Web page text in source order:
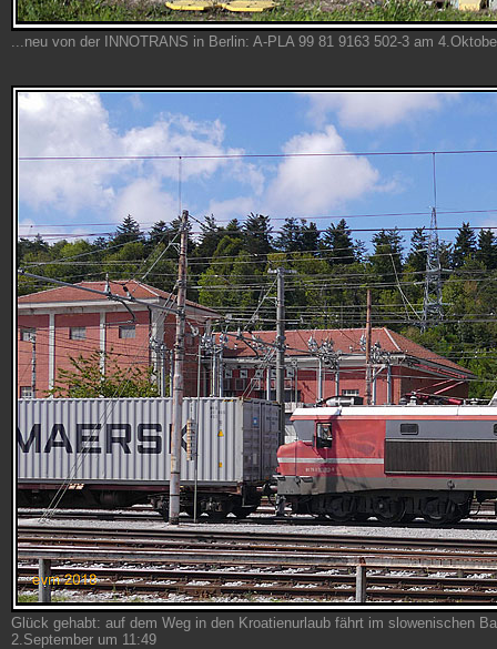
...neu von der INNOTRANS in Berlin: A-PLA 99 81 9163 502-3 am
Glück gehabt: auf dem Weg in den Kroatienurlaub fährt im slowenischen
2.September um 11:49